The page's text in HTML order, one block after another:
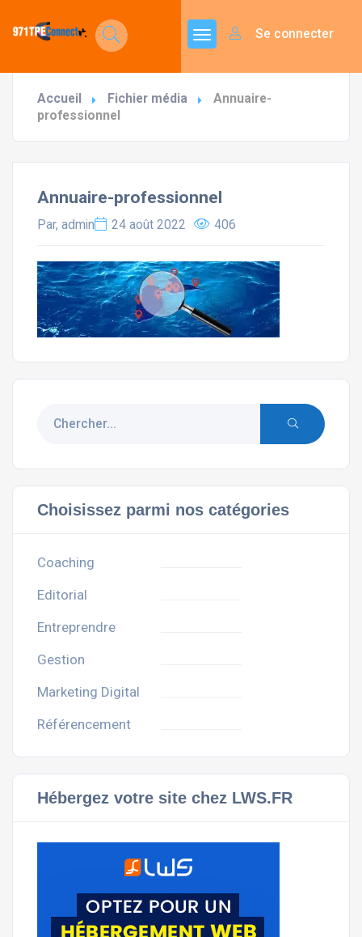
Se connecter
Accueil Fichier média
Annuaire-
professionnel
Annuaire-professionnel
Par, admin 24 août 2022 406
Choisissez parmi nos catégories
Coaching
Editorial
Entreprendre
Gestion
Marketing Digital
Référencement
Hébergez votre site chez LWS.FR